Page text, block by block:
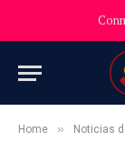
Home » Noticias